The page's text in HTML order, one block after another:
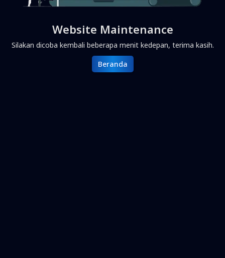
Website Maintenance
Silakan dicoba kembali beberapa menit kedepan, terima kasih.
Beranda